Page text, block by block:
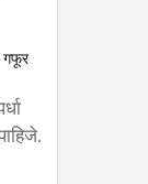
गफूर